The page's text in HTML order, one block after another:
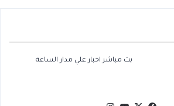
بث مباشر اخبار علي مدار الساعة